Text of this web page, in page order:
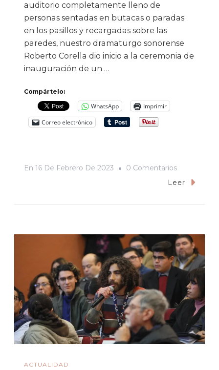
auditorio completamente lleno de
personas sentadas en butacas o paradas
en los pasillos y recargadas sobre las
paredes, nuestro dramaturgo sonorense
Roberto Corella dio inicio a la ceremonia de
inauguración de un …
Compártelo:
WhatsApp
Imprimir
Correo electrónico
En 16 De Febrero De 2023 0 ComentariosEn
Inauguran
Espacio
Cultural
En
Hermosillo
Leer
ACTUALIDAD